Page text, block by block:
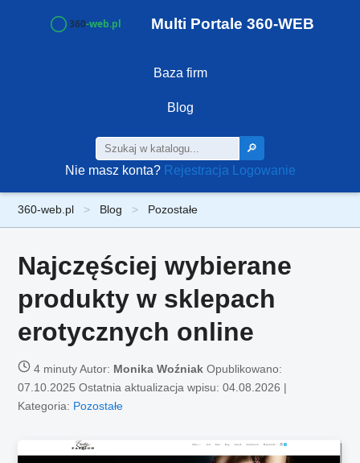
Multi Portale 360-WEB
Baza firm
Blog
🔎
Nie masz konta? Rejestracja Logowanie
360-web.pl Blog Pozostałe
Najczęściej wybierane
produkty w sklepach
erotycznych online
4 minutyAutor: Monika Woźniak Opublikowano:
07.10.2025 Ostatnia aktualizacja wpisu: 04.08.2026 |
Kategoria: Pozostałe